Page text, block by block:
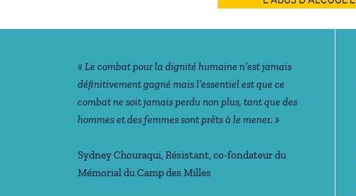
« Le combat pour la dignité humaine n’est jamais
déﬁnitivement gagné mais l’essentiel est que ce
combat ne soit jamais perdu non plus, tant que des
hommes et des femmes sont prêts à le mener. »
Sydney Chouraqui, Résistant, co-fondateur du
Mémorial du Camp des Milles